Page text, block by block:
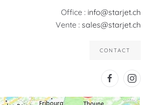
Office : info@starjet.ch
Vente : sales@starjet.ch
CONTACT